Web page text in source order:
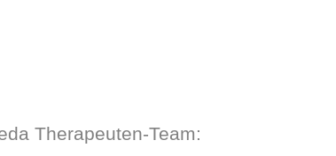
Therapeuten-Team: